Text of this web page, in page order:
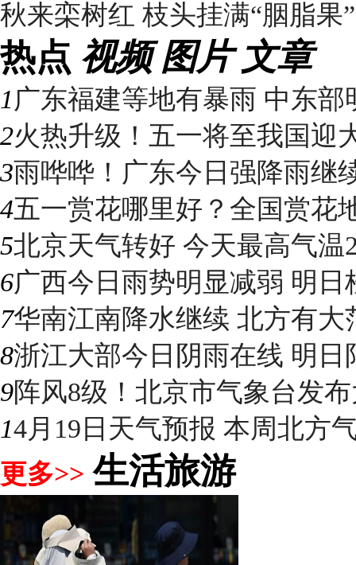
秋来栾树红 枝头挂满“胭脂果”
热点 视频 图片 文章
1 广东福建等地有暴雨 中东部
2火热升级！五一将至我国迎
3雨哗哗！广东今日强降雨继
4五一赏花哪里好？全国赏花
5北京天气转好 今天最高气
6广西今日雨势明显减弱 明日
7华南江南降水继续 北方有大
8浙江大部今日阴雨在线 明日
9阵风8级！北京市气象台发
14月19日天气预报 本周北方
更多>> 生活旅游